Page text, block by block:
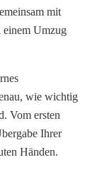
mit
einem Umzug
wie wichtig
Vom ersten
Ihrer
Händen.